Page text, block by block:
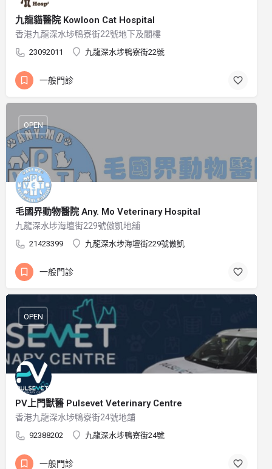
九龍貓醫院 Kowloon Cat Hospital
香港九龍深水埗鴨寮街22號地下及閣樓
23092011 九龍深水埗鴨寮街22號
一般門診
毛國界動物醫院 Any. Mo Veterinary Hospital
九龍深水埗海壇街229號傲凱地舖
21423399 九龍深水埗海壇街229號傲凱
OPEN
一般門診
PV上門獸醫 Pulsevet Veterinary Centre
香港九龍深水埗鴨寮街24號地舖
92388202 九龍深水埗鴨寮街24號
OPEN
一般門診